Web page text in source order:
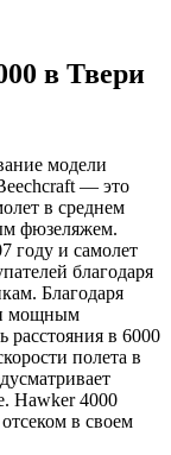
в Твери
модели
— это
в среднем
фюзеляжем.
году и самолет
благодаря
Благодаря
мощным
расстояния в 6000
полета в
Hawker 4000
в своем